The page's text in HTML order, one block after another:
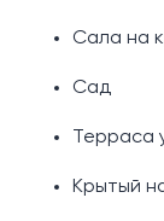
Сала на
Сад
Терраса
Крытый